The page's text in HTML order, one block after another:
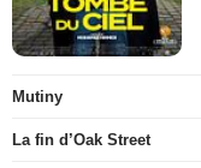
Mutiny
La fin d’Oak Street